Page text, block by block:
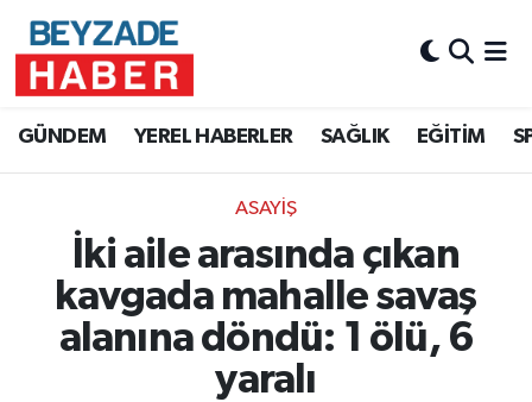
GÜNDEM YEREL HABERLER SAĞLIK EĞİTİM
ASAYİŞ
İki aile arasında çıkan
kavgada mahalle savaş
alanına döndü: 1 ölü, 6
yaralı
Hava Durumu
Süper Lig Puan Durumu ve Fikstür
Tüm Manşetler
Son Dakika Haberleri